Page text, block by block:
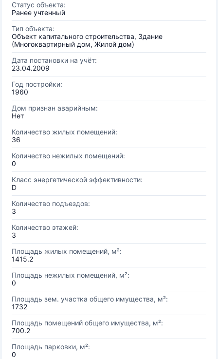
Статус объекта:
Ранее учтенный
Тип объекта:
Объект капитального строительства, Здание
(Многоквартирный дом, Жилой дом)
Дата постановки на учёт:
23.04.2009
Год постройки:
1960
Дом признан аварийным:
Нет
Количество жилых помещений:
36
Количество нежилых помещений:
0
Класс энергетической эффективности:
D
Количество подъездов:
3
Количество этажей:
3
Площадь жилых помещений, м²:
1415.2
Площадь нежилых помещений, м²:
0
Площадь зем. участка общего имущества, м²:
1732
Площадь помещений общего имущества, м²:
700.2
Площадь парковки, м²:
0